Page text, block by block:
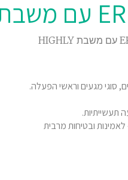
סוגי מגעים וראשי הפעלה.
תעשייתיות.
ובטיחות מרבית